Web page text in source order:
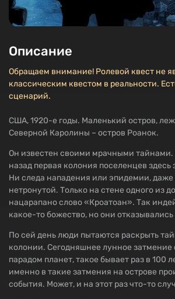
Описание
Обращаем внимание! Ролевой квест не
классическим квестом в реальности.
сценарий.
США, 1920-е годы. Маленький остров,
Северной Каролины – остров Роанок.
Он известен своими мрачными тайнами.
назад первая колония поселенцев здесь
Ни следа нападения или эпидемии, даже
нетронутой. Только на стене одного из
нацарапано слово «Кроатоан». Так
какое-то божество, но они отказывались
По сей день люди пытаются раскрыть
колонии. Сегодняшнее лунное затмение
парадом планет, такое бывает раз в 100
именно в такие затмения на острове
события. Может, и на этот раз что-то